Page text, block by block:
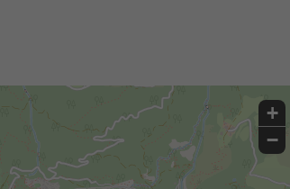
+
−